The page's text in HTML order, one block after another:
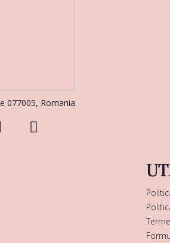
077005, Romania